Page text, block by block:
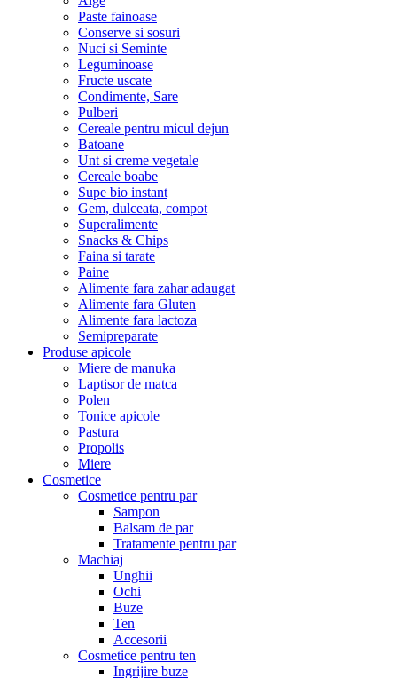
Paste fainoase
Conserve si sosuri
Nuci si Seminte
Leguminoase
Fructe uscate
Condimente, Sare
Pulberi
Cereale pentru micul dejun
Batoane
Unt si creme vegetale
Cereale boabe
Supe bio instant
Gem, dulceata, compot
Superalimente
Snacks & Chips
Faina si tarate
Paine
Alimente fara zahar adaugat
Alimente fara Gluten
Alimente fara lactoza
Semipreparate
Produse apicole
Miere de manuka
Laptisor de matca
Polen
Tonice apicole
Pastura
Propolis
Miere
Cosmetice
Cosmetice pentru par
Sampon
Balsam de par
Tratamente pentru par
Machiaj
Unghii
Ochi
Buze
Ten
Accesorii
Cosmetice pentru ten
Ingrijire buze